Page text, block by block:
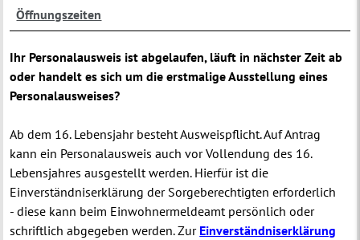
Öffnungszeiten
Ihr Personalausweis ist abgelaufen, läuft in nächster Zeit ab
oder handelt es sich um die erstmalige Ausstellung eines
Personalausweises?
Ab dem 16. Lebensjahr besteht Ausweispflicht. Auf Antrag
kann ein Personalausweis auch vor Vollendung des 16.
Lebensjahres ausgestellt werden. Hierfür ist die
Einverständniserklärung der Sorgeberechtigten erforderlich
- diese kann beim Einwohnermeldeamt persönlich oder
schriftlich abgegeben werden. Zur Einverständniserklärung